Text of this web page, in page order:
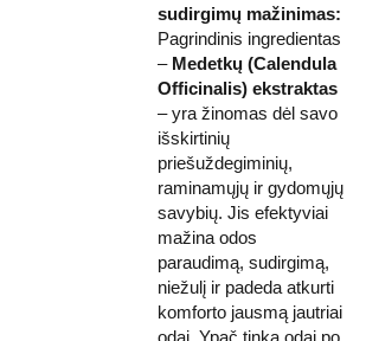
sudirgimų mažinimas:
Pagrindinis ingredientas
– Medetkų (Calendula
Officinalis) ekstraktas
– yra žinomas dėl savo
išskirtinių
priešuždegiminių,
raminamųjų ir gydomųjų
savybių. Jis efektyviai
mažina odos
paraudimą, sudirgimą,
niežulį ir padeda atkurti
komforto jausmą jautriai
odai. Ypač tinka odai po